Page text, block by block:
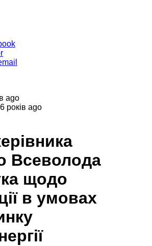
ago
6 років ago
Всеволода
щодо
в умовах